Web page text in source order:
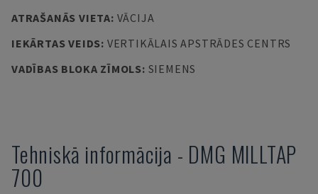
ATRAŠANĀS VIETA: VĀCIJA
IEKĀRTAS VEIDS: VERTIKĀLAIS APSTRĀDES CENTRS
VADĪBAS BLOKA ZĪMOLS: SIEMENS
Tehniskā informācija - DMG MILLTAP
700